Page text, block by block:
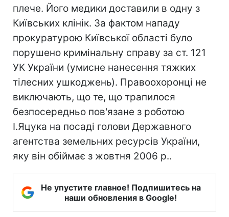
плече. Його медики доставили в одну з
Київських клінік. За фактом нападу
прокуратурою Київської областi було
порушено кримінальну справу за ст. 121
УК України (умисне нанесення тяжких
тілесних ушкоджень). Правоохоронцi не
виключають, що те, що трапилося
безпосередньо пов'язане з роботою
І.Яцука на посаді голови Державного
агентства земельних ресурсів України,
яку він обіймає з жовтня 2006 р..
Не упустите главное! Подпишитесь на
наши обновления в Google!